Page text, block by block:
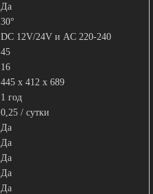
Да
30°
DC 12V/24V и AC 220-240
45
16
445 х 412 х 689
1 год
0,25 / сутки
Да
Да
Да
Да
Да